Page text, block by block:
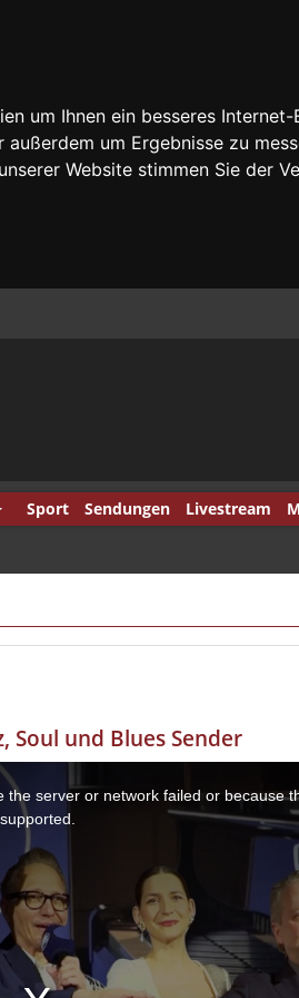
um Ihnen ein besseres
um Ergebnisse zu
Website stimmen Sie der
Sport Sendungen Livestream
Soul und Blues Sender
server or network failed or because
supported.